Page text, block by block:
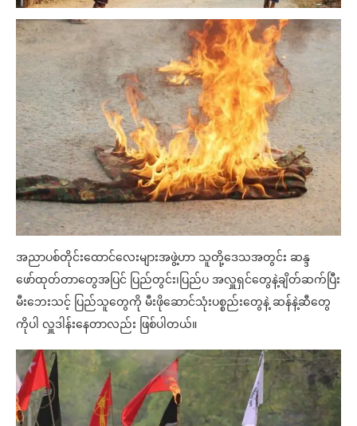
အညာပစ်တိုင်းထောင်လေးများအဖွဲ့ဟာ သူတို့ဒေသအတွင်း ဆန္ဒ
ဖော်ထုတ်တာတွေအပြင် ပြည်တွင်း၊ပြည်ပ အလှူရှင်တွေနဲ့ချိတ်ဆက်ပြီး
မီးဘေးသင့် ပြည်သူတွေကို မီးဖိုဆောင်သုံးပစ္စည်းတွေနဲ့ ဆန်နဲ့ဆီတွေ
ကိုပါ လှူဒါန်းနေတာလည်း ဖြစ်ပါတယ်။